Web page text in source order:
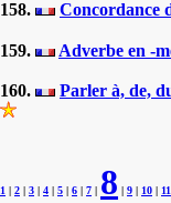
158. Concordance
159. Adverbe en -
160. Parler à, de,
1 | 2 | 3 | 4 | 5 | 6 | 7 | 8 | 9 | 10 | 11